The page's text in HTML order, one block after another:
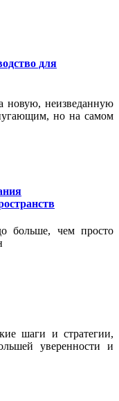
для
новую, неизведанную
но на самом
больше, чем просто
шаги и стратегии,
уверенности и